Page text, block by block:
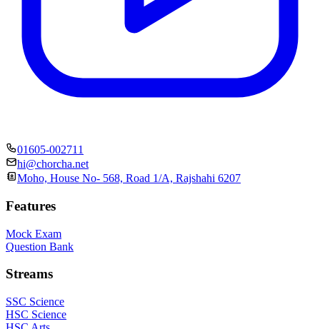
01605-002711
hi@chorcha.net
Moho, House No- 568, Road 1/A, Rajshahi 6207
Features
Mock Exam
Question Bank
Streams
SSC Science
HSC Science